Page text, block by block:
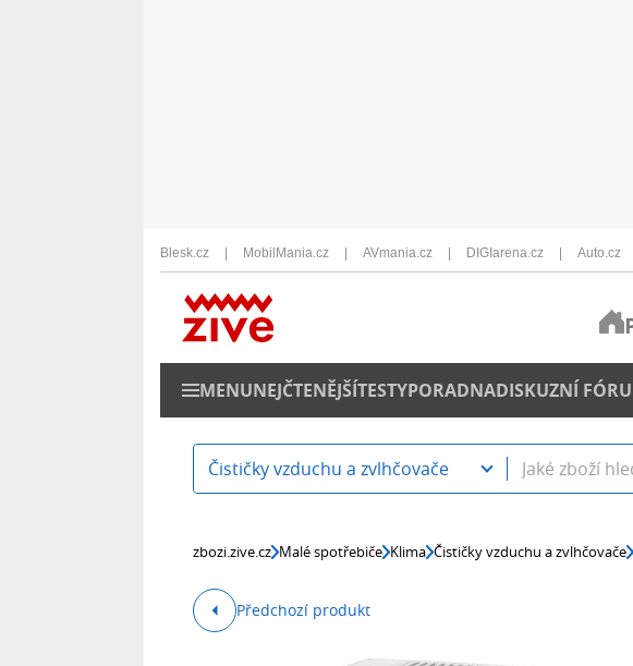
Blesk.cz MobilMania.cz AVmania.cz DIGIarena.cz Auto.cz
MENUNEJČTENĚJŠÍTESTYPORADNADISKUZNÍ
Čističky vzduchu a zvlhčovače
zbozi.zive.cz Malé spotřebiče Klima Čističky vzduchu a zvlhčovače
Předchozí produkt